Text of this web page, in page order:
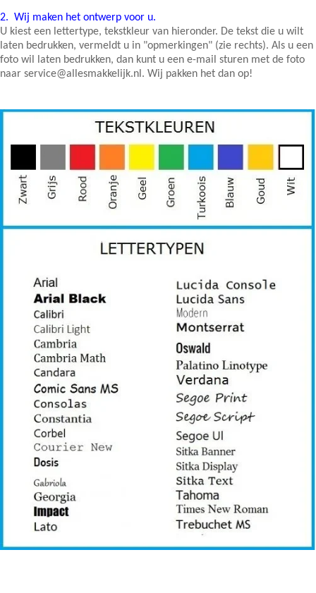
2. Wij maken het ontwerp voor u.
U kiest een lettertype, tekstkleur van hieronder. De tekst die u wilt
laten bedrukken, vermeldt u in "opmerkingen" (zie rechts). Als u een
foto wil laten bedrukken, dan kunt u een e-mail sturen met de foto
naar service@allesmakkelijk.nl. Wij pakken het dan op!